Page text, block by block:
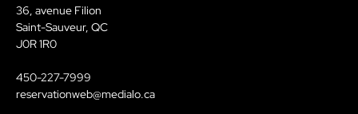
36, avenue Filion
Saint-Sauveur, QC
J0R 1R0
450-227-7999
reservationweb@medialo.ca